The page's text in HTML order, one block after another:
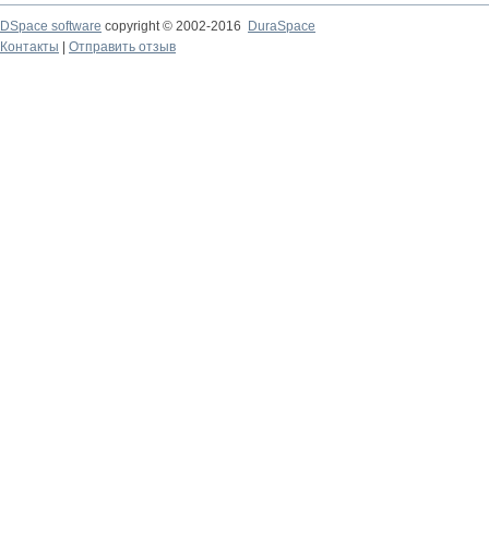
DSpace software copyright © 2002-2016
DuraSpace
Контакты
Отправить отзыв